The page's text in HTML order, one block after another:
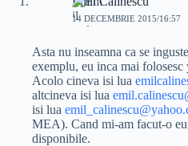
14 DECEMBRIE 2015/16:57
Asta nu inseamna ca se
exemplu, eu inca mai
Acolo cineva isi lua
altcineva isi lua
isi lua
MEA). Cand mi-am facut-o
disponibile.